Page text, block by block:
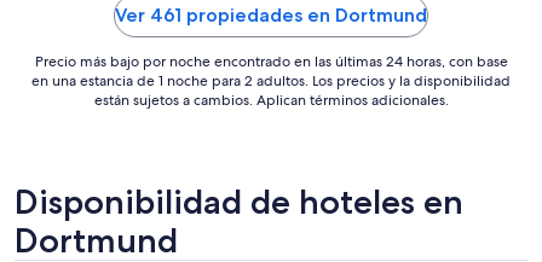
por
noche
del
10
ago
ago
Ver 461 propiedades en Dortmund
Precio más bajo por noche encontrado en las últimas 24 horas, con base
en una estancia de 1 noche para 2 adultos. Los precios y la disponibilidad
están sujetos a cambios. Aplican términos adicionales.
Disponibilidad de hoteles en
Dortmund